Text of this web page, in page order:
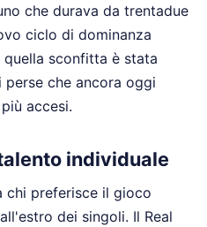
che durava da trentadue
ciclo di dominanza
quella sconfitta è stata
che ancora oggi
accesi.
individuale
preferisce il gioco
dei singoli. Il Real